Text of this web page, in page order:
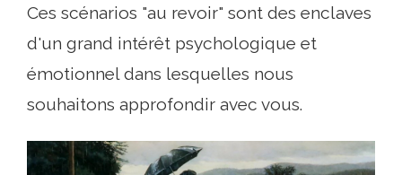
Ces scénarios "au revoir" sont des enclaves
d'un grand intérêt psychologique et
émotionnel dans lesquelles nous
souhaitons approfondir avec vous.